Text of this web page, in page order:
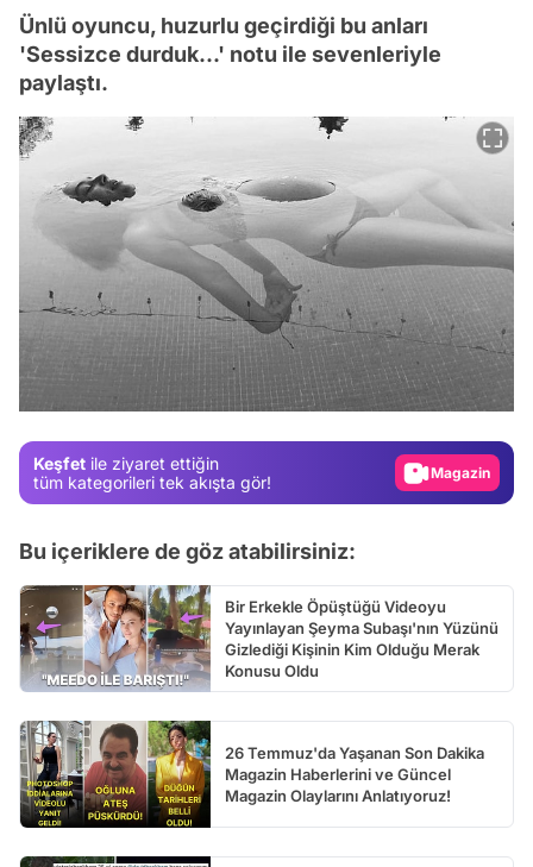
Ünlü oyuncu, huzurlu geçirdiği bu anları
'Sessizce durduk...' notu ile sevenleriyle
paylaştı.
Keşfet ile ziyaret ettiğin
tüm kategorileri tek akışta gör!
Video
Test
Magazin
Bu içeriklere de göz atabilirsiniz:
Bir Erkekle Öpüştüğü Videoyu
Yayınlayan Şeyma Subaşı'nın Yüzünü
Gizlediği Kişinin Kim Olduğu Merak
Konusu Oldu
26 Temmuz'da Yaşanan Son Dakika
Magazin Haberlerini ve Güncel
Magazin Olaylarını Anlatıyoruz!